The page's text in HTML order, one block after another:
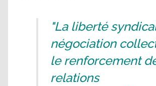
"La liberté
négociation
le renforcement
relations